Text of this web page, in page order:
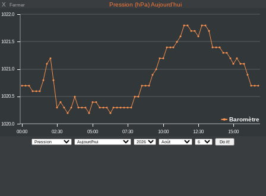
X Fermer Pression (hPa) Aujourd'hui